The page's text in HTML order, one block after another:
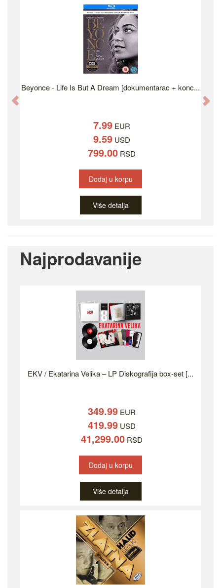
Beyonce - Life Is But A Dream [dokumentarac + konc...
7.99 EUR
9.59 USD
799.00 RSD
Dodaj u korpu
Više detalja
Najprodavanije
EKV / Ekatarina Velika – LP Diskografija box-set [...
349.99 EUR
419.99 USD
41,299.00 RSD
Dodaj u korpu
Više detalja